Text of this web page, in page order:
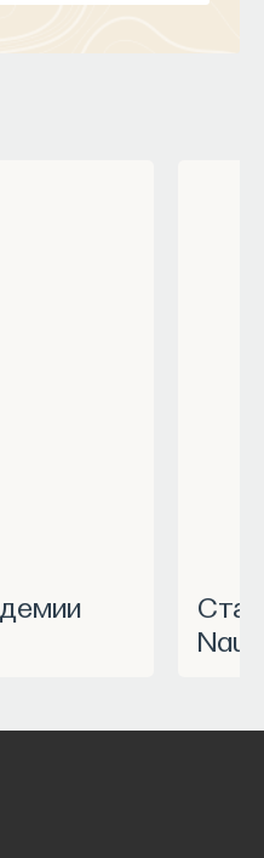
Станьте частью программы